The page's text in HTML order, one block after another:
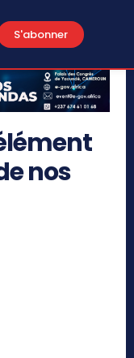
S'abonner
nos